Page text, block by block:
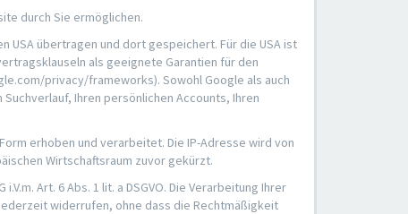
durch Sie ermöglichen.
USA übertragen und dort gespeichert. Für die USA ist
als geeignete Garantien für den
privacy/frameworks). Sowohl Google als auch
Ihren persönlichen Accounts, Ihren
erhoben und verarbeitet. Die IP-Adresse wird von
Wirtschaftsraum zuvor gekürzt.
Art. 6 Abs. 1 lit. a DSGVO. Die Verarbeitung Ihrer
widerrufen, ohne dass die Rechtmäßigkeit